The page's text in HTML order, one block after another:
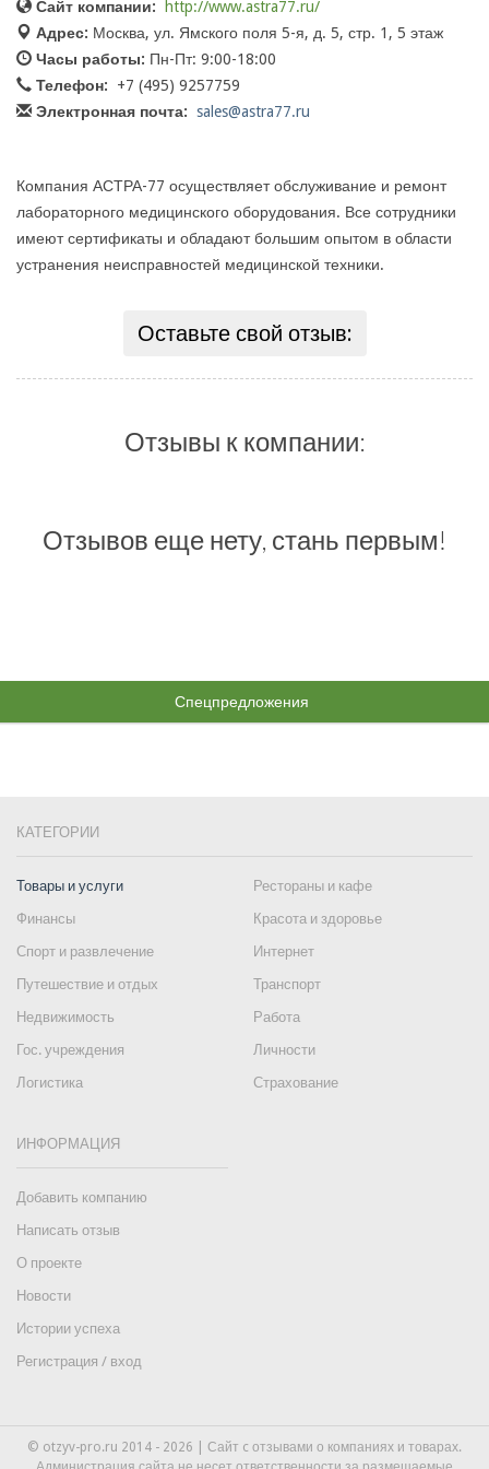
Сайт компании:
http://www.astra77.ru/
Адрес: Москва, ул. Ямского поля 5-я, д. 5, стр. 1, 5 этаж
Часы работы: Пн-Пт: 9:00-18:00
Телефон:
+7 (495) 9257759
Электронная почта: sales@astra77.ru
Компания АСТРА-77 осуществляет обслуживание и ремонт
лабораторного медицинского оборудования. Все сотрудники
имеют сертификаты и обладают большим опытом в области
устранения неисправностей медицинской техники.
Оставьте свой отзыв:
Отзывы к компании:
Отзывов еще нету, стань первым!
Спецпредложения
КАТЕГОРИИ
Товары и услуги
Рестораны и кафе
Финансы
Красота и здоровье
Спорт и развлечение
Интернет
Путешествие и отдых
Транспорт
Недвижимость
Работа
Гос. учреждения
Личности
Логистика
Страхование
ИНФОРМАЦИЯ
Добавить компанию
Написать отзыв
О проекте
Новости
Истории успеха
Регистрация / вход
© otzyv-pro.ru 2014 - 2026 | Сайт c отзывами о компаниях и товарах.